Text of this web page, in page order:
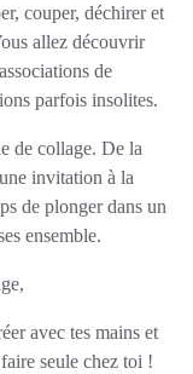
couper, déchirer et
allez découvrir
de
parfois insolites.
de collage. De la
invitation à la
de plonger dans un
ensemble.
avec tes mains et
seule chez toi !